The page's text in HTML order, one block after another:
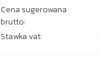
Cena sugerowana
brutto:
Stawka vat: